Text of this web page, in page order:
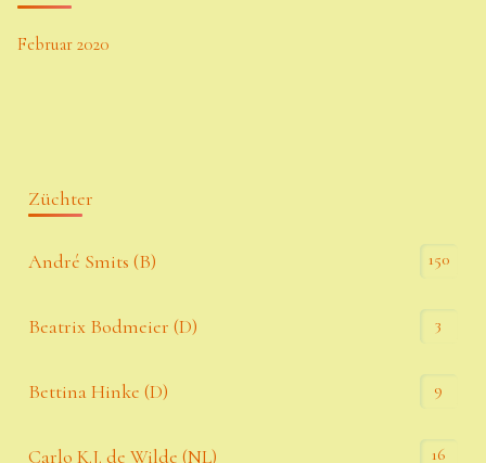
Februar 2020
Züchter
André Smits (B) 150
Beatrix Bodmeier (D) 3
Bettina Hinke (D) 9
Carlo K.J. de Wilde (NL) 16